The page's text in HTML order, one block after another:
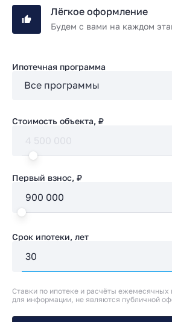
Лёгкое оформление
Будем с вами на каждом
Ипотечная программа
Стоимость объекта, ₽
Первый взнос, ₽
Срок ипотеки, лет
Ставки по ипотеке и расчёты ежемесячных
для информации, не являются публичной